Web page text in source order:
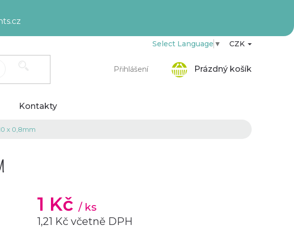
Přihlášení
Select Language ▼ CZK
Prázdný košík
Kontakty
x 0,8mm
1 Kč / ks
1,21 Kč včetně DPH